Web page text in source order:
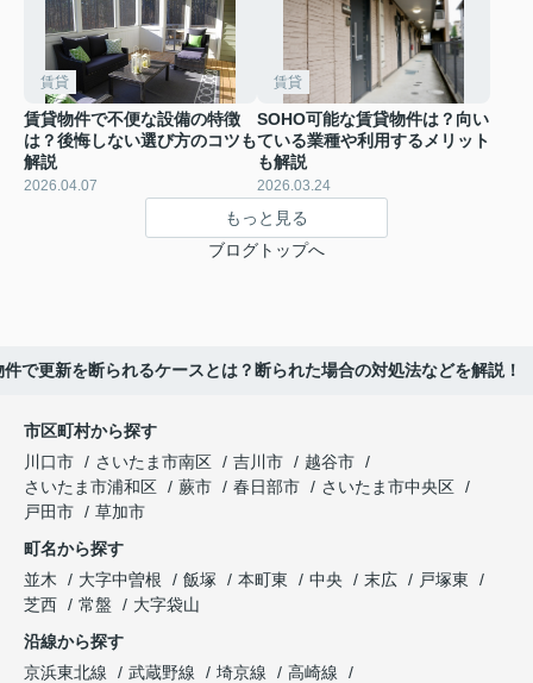
賃貸
賃貸物件で不便な設備の特徴
は？後悔しない選び方のコツも
解説
2026.04.07
賃貸
SOHO可能な賃貸物件は？向い
ている業種や利用するメリット
も解説
2026.03.24
もっと見る
ブログトップへ
件で更新を断られるケースとは？断られた場合の対処法などを解説！
市区町村から探す
川口市
さいたま市南区 吉川市
越谷市
さいたま市浦和区
蕨市 春日部市
さいたま市中央区
戸田市
草加市
町名から探す
並木
大字中曽根 飯塚 本町東 中央 末広
戸塚東
芝西
常盤
大字袋山
沿線から探す
京浜東北線
武蔵野線 埼京線
高崎線